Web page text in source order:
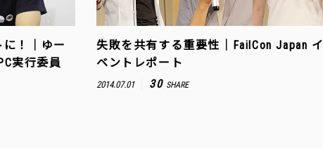
！｜ゆー
実行委員
失敗を共有する重要性｜FailCon Japan イ
ベントレポート
2014.07.01 30 SHARE